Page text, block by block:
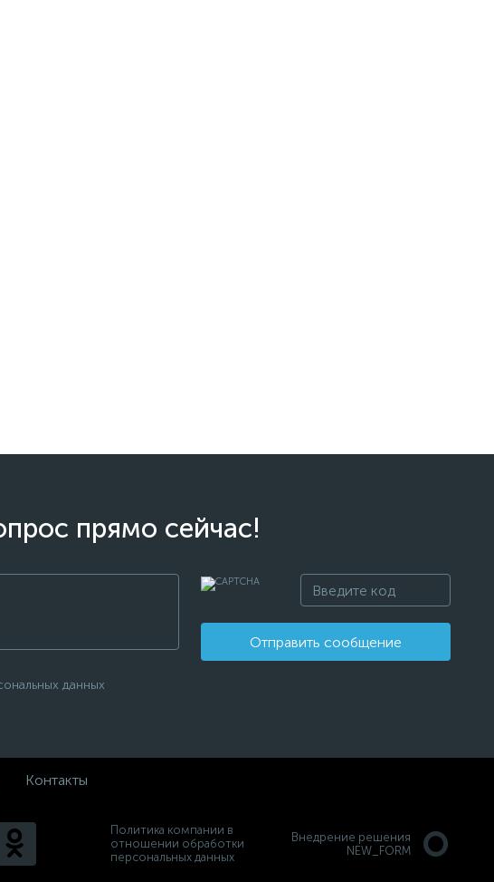
прямо сейчас!
Отправить сообщение
данных
Контакты
Политика компании в
отношении обработки
персональных данных
Внедрение решения
NEW_FORM